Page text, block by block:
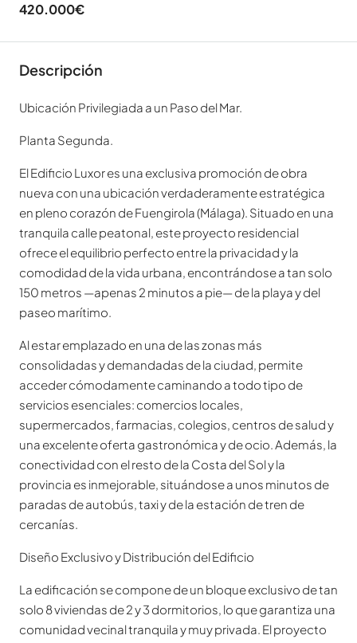
420.000€
Descripción
Ubicación Privilegiada a un Paso del Mar.
Planta Segunda.
El Edificio Luxor es una exclusiva promoción de obra
nueva con una ubicación verdaderamente estratégica
en pleno corazón de Fuengirola (Málaga). Situado en una
tranquila calle peatonal, este proyecto residencial
ofrece el equilibrio perfecto entre la privacidad y la
comodidad de la vida urbana, encontrándose a tan solo
150 metros —apenas 2 minutos a pie— de la playa y del
paseo marítimo.
Al estar emplazado en una de las zonas más
consolidadas y demandadas de la ciudad, permite
acceder cómodamente caminando a todo tipo de
servicios esenciales: comercios locales,
supermercados, farmacias, colegios, centros de salud y
una excelente oferta gastronómica y de ocio. Además, la
conectividad con el resto de la Costa del Sol y la
provincia es inmejorable, situándose a unos minutos de
paradas de autobús, taxi y de la estación de tren de
cercanías.
Diseño Exclusivo y Distribución del Edificio
La edificación se compone de un bloque exclusivo de tan
solo 8 viviendas de 2 y 3 dormitorios, lo que garantiza una
comunidad vecinal tranquila y muy privada. El proyecto